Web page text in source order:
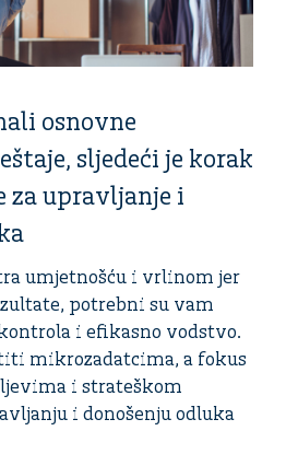
osnovne
sljedeći je korak
za upravljanje i
umjetnošću i vrlinom jer
potrebni su vam
i efikasno vodstvo.
mikrozadatcima, a fokus
i strateškom
i donošenju odluka